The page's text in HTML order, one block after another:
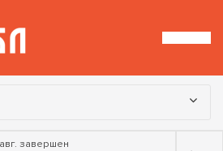
завершен